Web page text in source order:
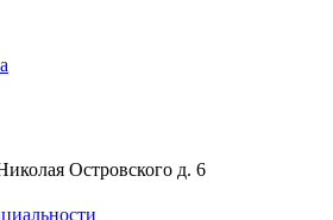
Островского д. 6